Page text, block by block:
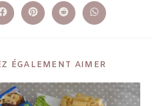
ÉGALEMENT AIMER